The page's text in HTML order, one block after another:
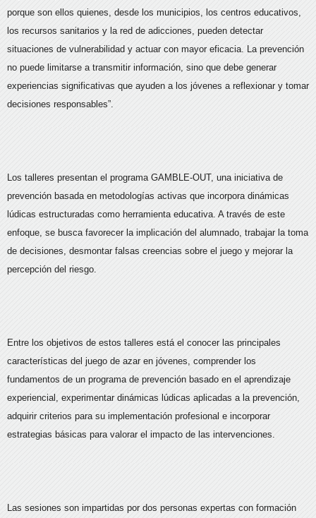
porque son ellos quienes, desde los municipios, los centros educativos,
los recursos sanitarios y la red de adicciones, pueden detectar
situaciones de vulnerabilidad y actuar con mayor eficacia. La prevención
no puede limitarse a transmitir información, sino que debe generar
experiencias significativas que ayuden a los jóvenes a reflexionar y tomar
decisiones responsables”.
Los talleres presentan el programa GAMBLE-OUT, una iniciativa de
prevención basada en metodologías activas que incorpora dinámicas
lúdicas estructuradas como herramienta educativa. A través de este
enfoque, se busca favorecer la implicación del alumnado, trabajar la toma
de decisiones, desmontar falsas creencias sobre el juego y mejorar la
percepción del riesgo.
Entre los objetivos de estos talleres está el conocer las principales
características del juego de azar en jóvenes, comprender los
fundamentos de un programa de prevención basado en el aprendizaje
experiencial, experimentar dinámicas lúdicas aplicadas a la prevención,
adquirir criterios para su implementación profesional e incorporar
estrategias básicas para valorar el impacto de las intervenciones.
Las sesiones son impartidas por dos personas expertas con formación